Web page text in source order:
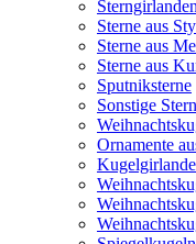
Sterne aus
Sterne aus
Sterne aus
Sputniksterne
Sonstige
Ornamente